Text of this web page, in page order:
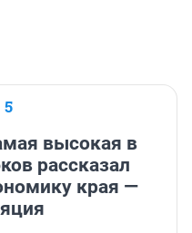
высокая в
рассказал
края —